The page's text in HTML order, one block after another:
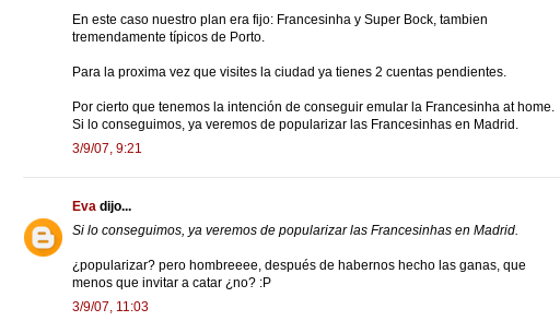
En este caso nuestro plan era fijo: Francesinha y Super Bock, tambien
tremendamente típicos de Porto.
Para la proxima vez que visites la ciudad ya tienes 2 cuentas pendientes.
Por cierto que tenemos la intención de conseguir emular la Francesinha at home.
Si lo conseguimos, ya veremos de popularizar las Francesinhas en Madrid.
3/9/07, 9:21
Eva dijo...
Si lo conseguimos, ya veremos de popularizar las Francesinhas en Madrid.
¿popularizar? pero hombreeee, después de habernos hecho las ganas, que
menos que invitar a catar ¿no? :P
3/9/07, 11:03